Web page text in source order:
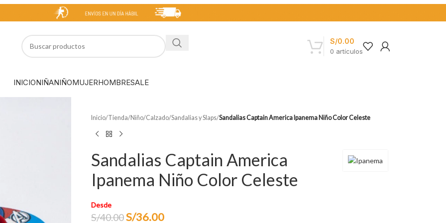
0 artículos
S/0.00
INICIONIÑANIÑOMUJERHOMBRESALE
Inicio/Tienda/Niño/Calzado/Sandalias y Slaps/Sandalias Captain America Ipanema Niño Color Celeste
Sandalias Captain America
Ipanema Niño Color Celeste
Desde
S/40.00S/36.00